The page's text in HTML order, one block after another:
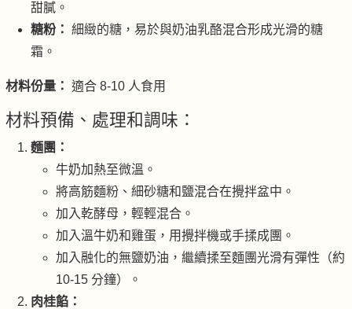
甜膩。
糖粉： 細緻的糖，易於與奶油乳酪混合形成光滑的糖
霜。
材料份量： 適合 8-10 人食用
材料預備、處理和調味：
麵團：
牛奶加熱至微溫。
將高筋麵粉、細砂糖和鹽混合在攪拌盆中。
加入乾酵母，輕輕混合。
加入溫牛奶和雞蛋，用攪拌機或手揉成團。
加入融化的無鹽奶油，繼續揉至麵團光滑有彈性（約
10-15 分鐘）。
肉桂餡：